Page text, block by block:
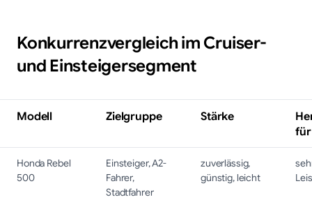
Konkurrenzvergleich im Cruiser-
und Einsteigersegment
Modell Zielgruppe Stärke
Honda Rebel
500
Einsteiger, A2-
Fahrer,
Stadtfahrer
zuverlässig,
günstig, leicht